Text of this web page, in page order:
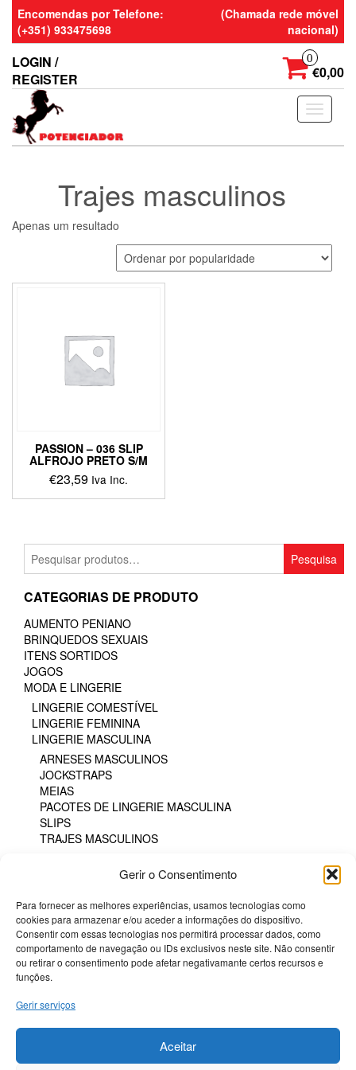
Gerir o Consentimento
Para fornecer as melhores experiências, usamos tecnologias como
cookies para armazenar e/ou aceder a informações do dispositivo.
Consentir com essas tecnologias nos permitirá processar dados, como
comportamento de navegação ou IDs exclusivos neste site. Não consentir
ou retirar o consentimento pode afetar negativamante certos recursos e
funções.
Gerir serviços
Aceitar
Skip
the
content
Encomendas por Telefone:
(+351) 933475698
(Chamada rede móvel
nacional)
LOGIN /
REGISTER
0
€0,00
Toggle
Trajes masculinos
Apenas um resultado
PASSION – 036 SLIP
ALFROJO PRETO S/M
€23,59 Iva Inc.
Pesquisar
por:
Pesquisa
CATEGORIAS DE PRODUTO
AUMENTO PENIANO
BRINQUEDOS SEXUAIS
ITENS SORTIDOS
JOGOS
MODA E LINGERIE
LINGERIE COMESTÍVEL
LINGERIE FEMININA
LINGERIE MASCULINA
ARNESES MASCULINOS
JOCKSTRAPS
MEIAS
PACOTES DE LINGERIE MASCULINA
SLIPS
TRAJES MASCULINOS
SM & BONDAGE
FILTRAR POR PREÇO
Termos e Condições